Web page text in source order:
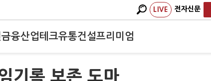
LIVE 전자신문
금융산업테크유통건설프리미엄
기록 보존 도마